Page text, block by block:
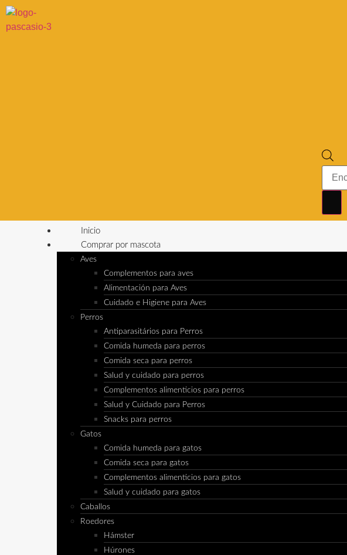
Inicio
Comprar por mascota
Aves
Complementos para aves
Alimentación para Aves
Cuidado e Higiene para Aves
Perros
Antiparasitários para Perros
Comida humeda para perros
Comida seca para perros
Salud y cuidado para perros
Complementos alimenticios para perros
Salud y Cuidado para Perros
Snacks para perros
Gatos
Comida humeda para gatos
Comida seca para gatos
Complementos alimenticios para gatos
Salud y cuidado para gatos
Caballos
Roedores
Hámster
Húrones